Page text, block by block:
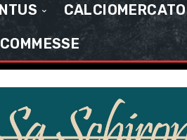
CALCIOMERCATO